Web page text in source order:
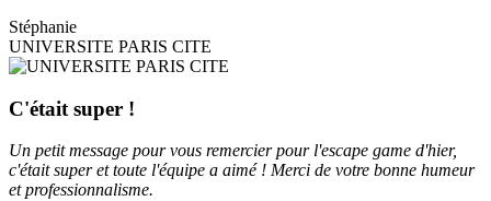
Stéphanie
UNIVERSITE PARIS CITE
C'était super !
Un petit message pour vous remercier pour l'escape game d'hier,
c'était super et toute l'équipe a aimé ! Merci de votre bonne humeur
et professionnalisme.